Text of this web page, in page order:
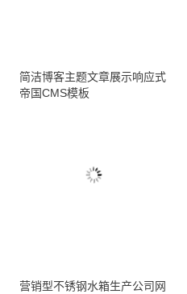
简洁博客主题文章展示响应式
帝国CMS模板
营销型不锈钢水箱生产公司网